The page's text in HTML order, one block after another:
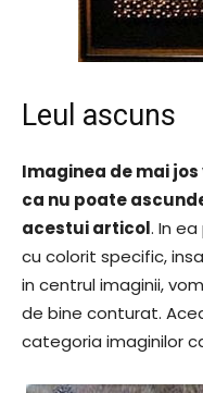
Leul ascuns
Imaginea de mai
ca nu poate
acestui articol. In
cu colorit specific,
in centrul imaginii,
de bine conturat.
categoria imaginilor